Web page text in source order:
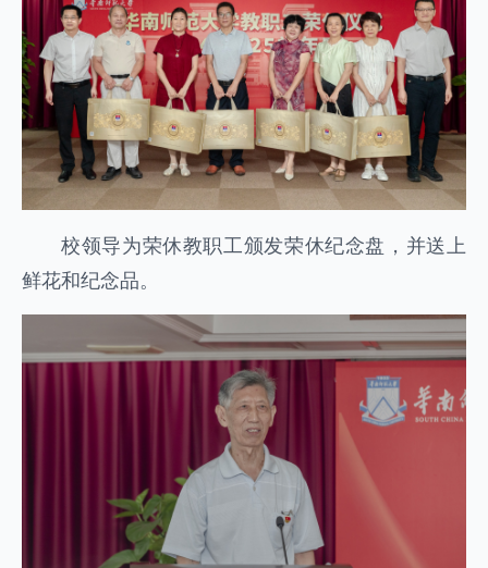
校领导为荣休教职工颁发荣休纪念盘，并送上
鲜花和纪念品。